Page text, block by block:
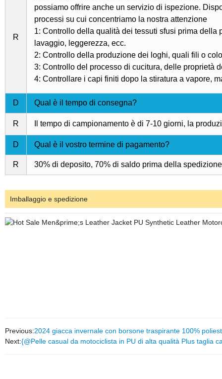
R
possiamo offrire anche un servizio di ispezione.
processi su cui concentriamo la nostra attenzione
1: Controllo della qualità dei tessuti sfusi prima
lavaggio, leggerezza, ecc.
2: Controllo della produzione dei loghi, quali fili o
3: Controllo del processo di cucitura, delle proprietà
4: Controllare i capi finiti dopo la stiratura a vapore,
D Qual è il tempo di consegna?
R Il tempo di campionamento è di 7-10 giorni, la
D Qual è il vostro termine di pagamento?
R 30% di deposito, 70% di saldo prima della
Imballaggio e spedizione
Previous:2024 giacca invernale con borsone traspirante 100%
Next:{@Pelle casual da motociclista in PU di alta qualità Plus taglia